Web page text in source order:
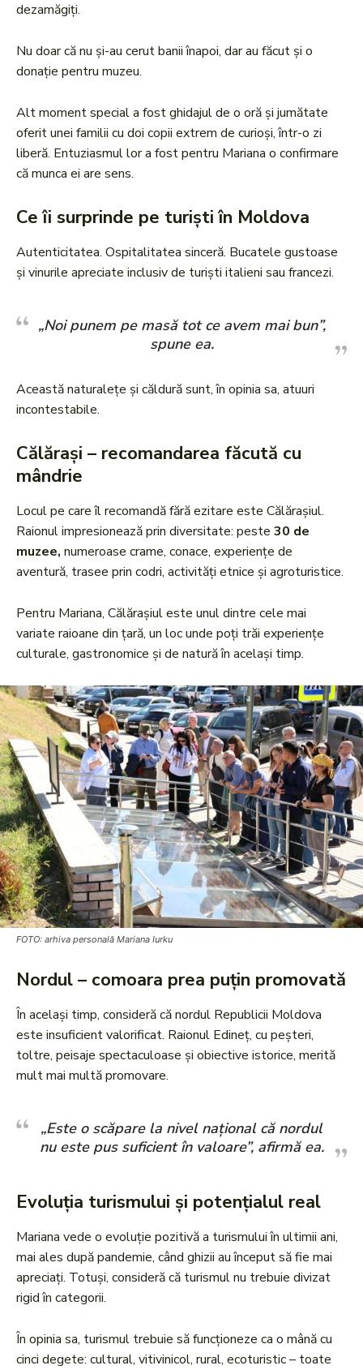
dezamăgiți.
Nu doar că nu și-au cerut banii înapoi, dar au făcut și o
donație pentru muzeu.
Alt moment special a fost ghidajul de o oră și jumătate
oferit unei familii cu doi copii extrem de curioși, într-o zi
liberă. Entuziasmul lor a fost pentru Mariana o confirmare
că munca ei are sens.
Ce îi surprinde pe turiști în Moldova
Autenticitatea. Ospitalitatea sinceră. Bucatele gustoase
și vinurile apreciate inclusiv de turiști italieni sau francezi.
„Noi punem pe masă tot ce avem mai bun”,
spune ea.
Această naturalețe și căldură sunt, în opinia sa, atuuri
incontestabile.
Călărași – recomandarea făcută cu
mândrie
Locul pe care îl recomandă fără ezitare este Călărașiul.
Raionul impresionează prin diversitate: peste 30 de
muzee, numeroase crame, conace, experiențe de
aventură, trasee prin codri, activități etnice și agroturistice.
Pentru Mariana, Călărașiul este unul dintre cele mai
variate raioane din țară, un loc unde poți trăi experiențe
culturale, gastronomice și de natură în același timp.
FOTO: arhiva personală Mariana Iurku
Nordul – comoara prea puțin promovată
În același timp, consideră că nordul Republicii Moldova
este insuficient valorificat. Raionul Edineț, cu peșteri,
toltre, peisaje spectaculoase și obiective istorice, merită
mult mai multă promovare.
„Este o scăpare la nivel național că nordul
nu este pus suficient în valoare”, afirmă ea.
Evoluția turismului și potențialul real
Mariana vede o evoluție pozitivă a turismului în ultimii ani,
mai ales după pandemie, când ghizii au început să fie mai
apreciați. Totuși, consideră că turismul nu trebuie divizat
rigid în categorii.
În opinia sa, turismul trebuie să funcționeze ca o mână cu
cinci degete: cultural, vitivinicol, rural, ecoturistic – toate